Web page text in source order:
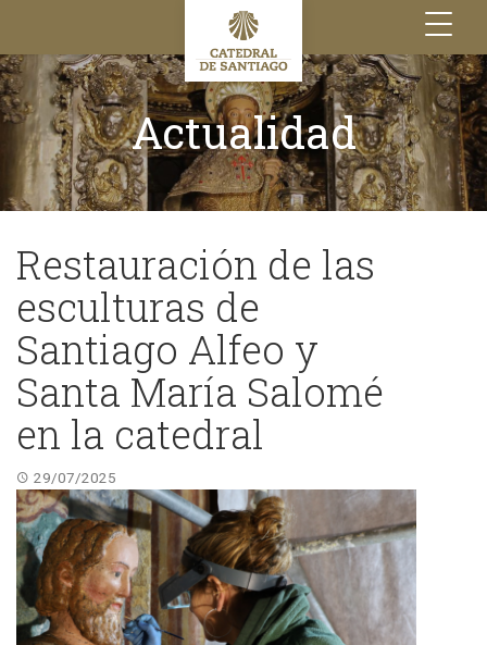
Toggle
navigation
Actualidad
Restauración de las
esculturas de
Santiago Alfeo y
Santa María Salomé
en la catedral
29/07/2025